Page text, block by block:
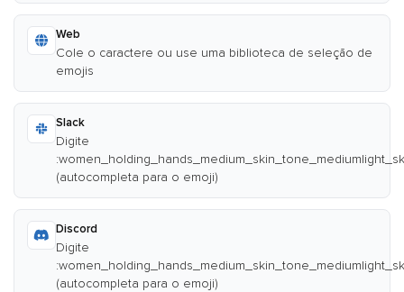
Web
Cole o caractere ou use uma biblioteca de seleção de
emojis
Slack
Digite
(autocompleta para o emoji)
Discord
Digite
(autocompleta para o emoji)